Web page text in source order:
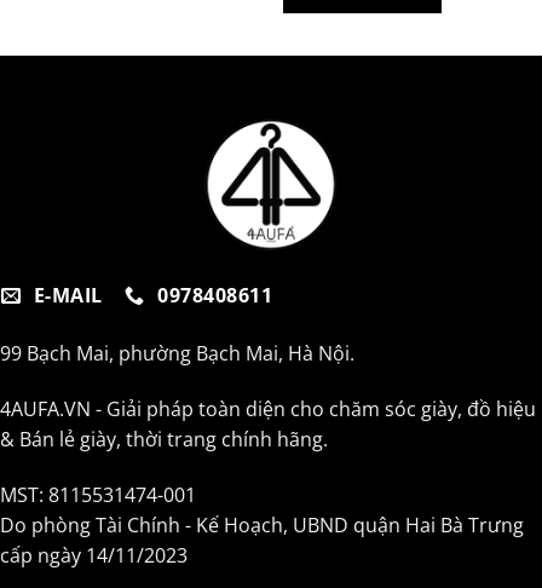
E-MAIL 0978408611
99 Bạch Mai, phường Bạch Mai, Hà Nội.
4AUFA.VN - Giải pháp toàn diện cho chăm sóc giày, đồ hiệu
& Bán lẻ giày, thời trang chính hãng.
MST: 8115531474-001
Do phòng Tài Chính - Kế Hoạch, UBND quận Hai Bà Trưng
cấp ngày 14/11/2023